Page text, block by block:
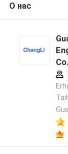
О нас